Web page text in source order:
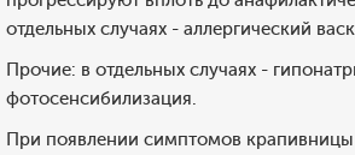
отдельных случаях - аллергический
Прочие: в отдельных случаях -
фотосенсибилизация.
При появлении симптомов крапивницы